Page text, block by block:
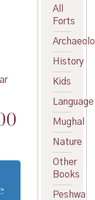
Current
is:
₹160.00.
All
Forts
History
Kids
Language
Mughal
Nature
Other
Books
Peshwa